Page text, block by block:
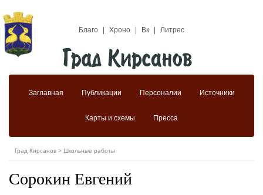
Благо Хроно Вк Литрес
Заглавная Публикации Персоналии Источники
Карты и схемы Пресса
Град Кирсанов > Школьные работы
Сорокин Евгений